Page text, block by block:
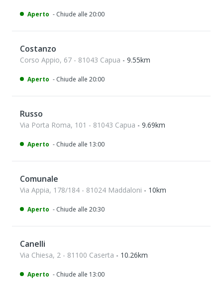
Aperto - Chiude alle 20:00
Costanzo
Corso Appio, 67 - 81043 Capua - 9.55km
Aperto - Chiude alle 20:00
Russo
Via Porta Roma, 101 - 81043 Capua - 9.69km
Aperto - Chiude alle 13:00
Comunale
Via Appia, 178/184 - 81024 Maddaloni - 10km
Aperto - Chiude alle 20:30
Canelli
Via Chiesa, 2 - 81100 Caserta - 10.26km
Aperto - Chiude alle 13:00